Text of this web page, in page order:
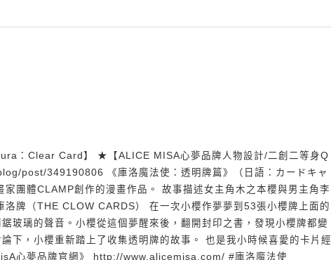
：Clear Card】 ★【ALICE MISA心夢品牌人物設計/二創二等身Q
post/349190806 《庫洛魔法使：透明牌篇》（日語：カードキャ
團體CLAMP創作的漫畫作品。 故事描述女主角木之本櫻與男主角李
牌（THE CLOW CARDS） 在一次小櫻作夢夢到53張小櫻牌上面的
玻璃的聲音。小櫻從這個夢醒來後，翻開封印之書，發現小櫻牌都變
下，小櫻重新踏上了收集透明牌的故事。 也是我小時候喜愛的卡片經
心夢品牌官網》 http://www.alicemisa.com/ #庫洛魔法使